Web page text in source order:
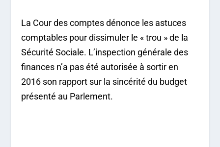
La Cour des comptes dénonce les astuces
comptables pour dissimuler le « trou » de la
Sécurité Sociale. L’inspection générale des
finances n’a pas été autorisée à sortir en
2016 son rapport sur la sincérité du budget
présenté au Parlement.